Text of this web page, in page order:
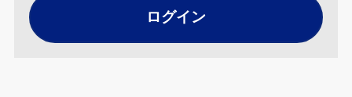
ログイン